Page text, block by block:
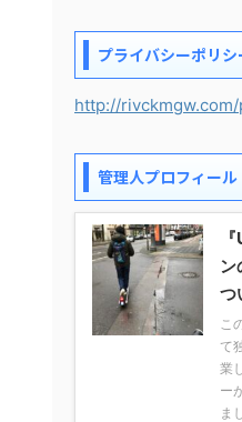
プライバシーポリシ
http://
管理人プロフィール
ン
つ
こ
て
業
ー
ま